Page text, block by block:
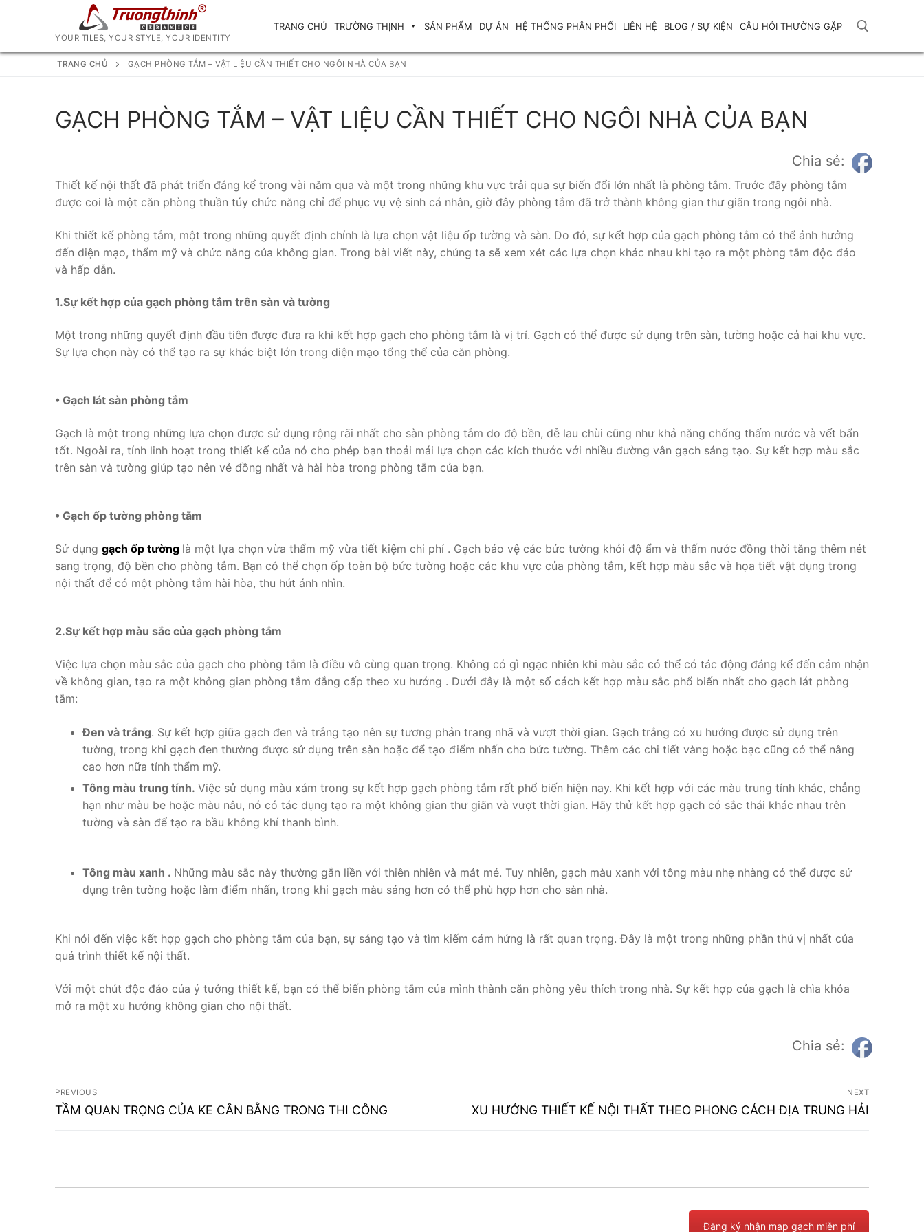
dung
YOUR TILES, YOUR STYLE, YOUR IDENTITY
TRANG CHỦ TRƯỜNG THỊNH SẢN PHẨM DỰ ÁN HỆ THỐNG PHÂN PHỐI LIÊN HỆ BLOG / SỰ KIỆN CÂU HỎI THƯỜNG GẶP
TRANG CHỦ GẠCH PHÒNG TẮM – VẬT LIỆU CẦN THIẾT CHO NGÔI NHÀ CỦA BẠN
GẠCH PHÒNG TẮM – VẬT LIỆU CẦN THIẾT CHO NGÔI NHÀ CỦA BẠN
Chia sẻ:
Thiết kế nội thất đã phát triển đáng kể trong vài năm qua và một trong những khu vực trải qua sự biến đổi lớn nhất là phòng tắm. Trước đây phòng tắm
được coi là một căn phòng thuần túy chức năng chỉ để phục vụ vệ sinh cá nhân, giờ đây phòng tắm đã trở thành không gian thư giãn trong ngôi nhà.
Khi thiết kế phòng tắm, một trong những quyết định chính là lựa chọn vật liệu ốp tường và sàn. Do đó, sự kết hợp của gạch phòng tắm có thể ảnh hưởng
đến diện mạo, thẩm mỹ và chức năng của không gian. Trong bài viết này, chúng ta sẽ xem xét các lựa chọn khác nhau khi tạo ra một phòng tắm độc đáo
và hấp dẫn.
1.Sự kết hợp của gạch phòng tắm trên sàn và tường
Một trong những quyết định đầu tiên được đưa ra khi kết hợp gạch cho phòng tắm là vị trí. Gạch có thể được sử dụng trên sàn, tường hoặc cả hai khu vực.
Sự lựa chọn này có thể tạo ra sự khác biệt lớn trong diện mạo tổng thể của căn phòng.
• Gạch lát sàn phòng tắm
Gạch là một trong những lựa chọn được sử dụng rộng rãi nhất cho sàn phòng tắm do độ bền, dễ lau chùi cũng như khả năng chống thấm nước và vết bẩn
tốt. Ngoài ra, tính linh hoạt trong thiết kế của nó cho phép bạn thoải mái lựa chọn các kích thước với nhiều đường vân gạch sáng tạo. Sự kết hợp màu sắc
trên sàn và tường giúp tạo nên vẻ đồng nhất và hài hòa trong phòng tắm của bạn.
• Gạch ốp tường phòng tắm
Sử dụng gạch ốp tường là một lựa chọn vừa thẩm mỹ vừa tiết kiệm chi phí . Gạch bảo vệ các bức tường khỏi độ ẩm và thấm nước đồng thời tăng thêm nét
sang trọng, độ bền cho phòng tắm. Bạn có thể chọn ốp toàn bộ bức tường hoặc các khu vực của phòng tắm, kết hợp màu sắc và họa tiết vật dụng trong
nội thất để có một phòng tắm hài hòa, thu hút ánh nhìn.
2.Sự kết hợp màu sắc của gạch phòng tắm
Việc lựa chọn màu sắc của gạch cho phòng tắm là điều vô cùng quan trọng. Không có gì ngạc nhiên khi màu sắc có thể có tác động đáng kể đến cảm nhận
về không gian, tạo ra một không gian phòng tắm đẳng cấp theo xu hướng . Dưới đây là một số cách kết hợp màu sắc phổ biến nhất cho gạch lát phòng
tắm:
Đen và trắng. Sự kết hợp giữa gạch đen và trắng tạo nên sự tương phản trang nhã và vượt thời gian. Gạch trắng có xu hướng được sử dụng trên
tường, trong khi gạch đen thường được sử dụng trên sàn hoặc để tạo điểm nhấn cho bức tường. Thêm các chi tiết vàng hoặc bạc cũng có thể nâng
cao hơn nữa tính thẩm mỹ.
Tông màu trung tính. Việc sử dụng màu xám trong sự kết hợp gạch phòng tắm rất phổ biến hiện nay. Khi kết hợp với các màu trung tính khác, chẳng
hạn như màu be hoặc màu nâu, nó có tác dụng tạo ra một không gian thư giãn và vượt thời gian. Hãy thử kết hợp gạch có sắc thái khác nhau trên
tường và sàn để tạo ra bầu không khí thanh bình.
Tông màu xanh . Những màu sắc này thường gắn liền với thiên nhiên và mát mẻ. Tuy nhiên, gạch màu xanh với tông màu nhẹ nhàng có thể được sử
dụng trên tường hoặc làm điểm nhấn, trong khi gạch màu sáng hơn có thể phù hợp hơn cho sàn nhà.
Khi nói đến việc kết hợp gạch cho phòng tắm của bạn, sự sáng tạo và tìm kiếm cảm hứng là rất quan trọng. Đây là một trong những phần thú vị nhất của
quá trình thiết kế nội thất.
Với một chút độc đáo của ý tưởng thiết kế, bạn có thể biến phòng tắm của mình thành căn phòng yêu thích trong nhà. Sự kết hợp của gạch là chìa khóa
mở ra một xu hướng không gian cho nội thất.
Chia sẻ:
Điều
hướng
PREVIOUS
Previous
TẦM QUAN TRỌNG CỦA KE CÂN BẰNG TRONG THI CÔNG
NEXT
Next
XU HƯỚNG THIẾT KẾ NỘI THẤT THEO PHONG CÁCH ĐỊA TRUNG HẢI
Đăng ký nhận map gạch miễn phí